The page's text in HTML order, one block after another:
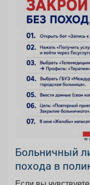
Больничный
похода в